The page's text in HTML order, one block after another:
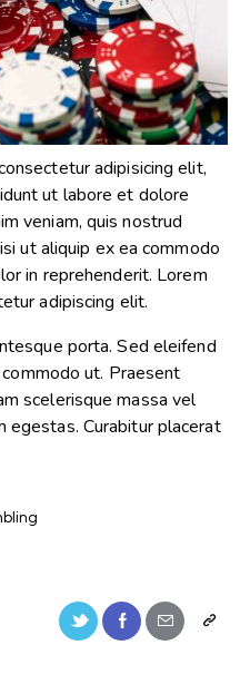
adipisicing elit,
ut labore et dolore
veniam, quis nostrud
ut aliquip ex ea commodo
in reprehenderit. Lorem
adipiscing elit.
porta. Sed eleifend
ut. Praesent
scelerisque massa vel
egestas. Curabitur placerat